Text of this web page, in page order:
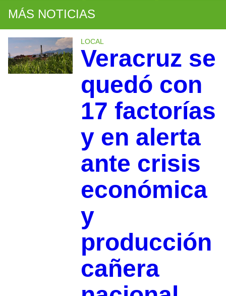
MÁS NOTICIAS
LOCAL
Veracruz se
quedó con
17 factorías
y en alerta
ante crisis
económica
y
producción
cañera